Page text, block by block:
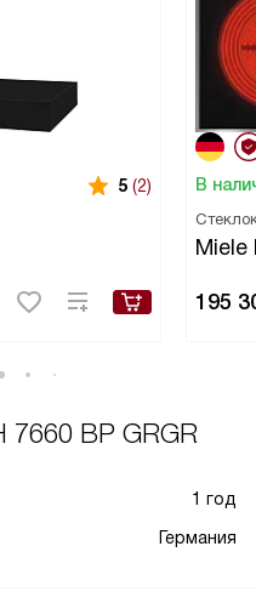
5 (2) В
Miele
195
7660 BP GRGR
1 год
Германия